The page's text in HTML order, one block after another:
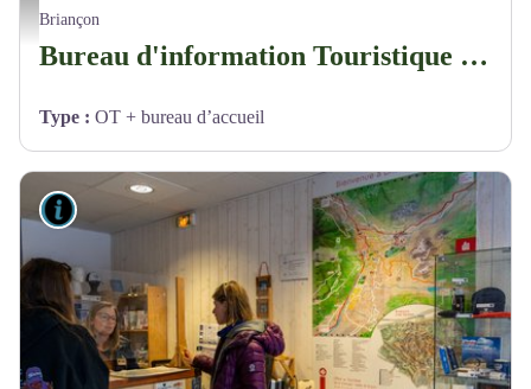
Bureau d'information Touristique de Briançon – Cité Vauban_Briançon
Briançon
Bureau d'information Touristique de Briançon – Cité Vauban
Type : OT + bureau d’accueil
Lieux de renseignement